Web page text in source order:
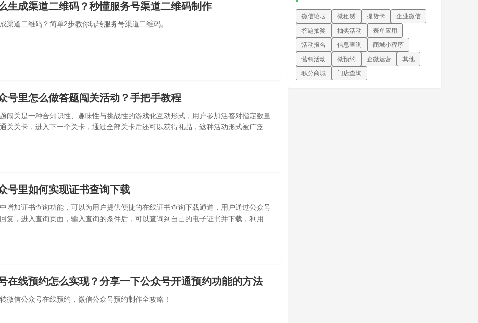
生成渠道二维码？秒懂服务号渠道二维码制作
渠道二维码？简单2步教你玩转服务号渠道二维码。
号里怎么做答题闯关活动？手把手教程
闯关是一种合知识性、趣味性与挑战性的游戏化互动形式，用户参加活答对指定数量
关关卡，进入下一个关卡，通过全部关卡后还可以获得礼品，这种活动形式被广泛的
产品教育场
号里如何实现证书查询下载
增加证书查询功能，可以为用户提供便捷的在线证书查询下载通道，用户通过公众号
复，进入查询页面，输入查询的条件后，可以查询到自己的电子证书并下载，利用这
轻了客服的
在线预约怎么实现？分享一下公众号开通预约功能的方法
微信公众号在线预约，微信公众号预约制作全攻略！
微信论坛 微租赁 提货卡
企业微信
答题抽奖
抽奖活动
表单应用
活动报名
信息查询
商城小程序
营销活动
微预约 企微运营
其他
积分商城
门店查询